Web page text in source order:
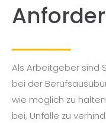
Als Arbeitgeber sind
bei der
wie möglich zu
bei, Unfälle zu